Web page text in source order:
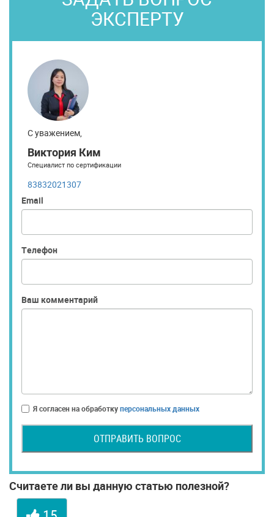
ЭКСПЕРТУ
С уважением,
Виктория Ким
Специалист по сертификации
83832021307
Email
Телефон
Ваш комментарий
Я согласен на обработкуперсональных данных
ОТПРАВИТЬ ВОПРОС
Считаете ли вы данную статью полезной?